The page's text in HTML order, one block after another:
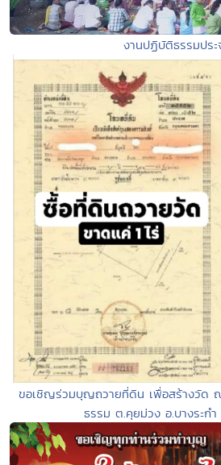
งานปฏิบัติธรรมประ
ขอเชิญร่วมบุญถวายที่ดิน เพื่อสร้างวัด
ธรรม ต.คุยม่วง อ.บางระก